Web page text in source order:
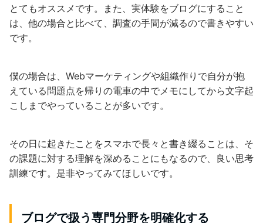
とてもオススメです。また、実体験をブログにすること
は、他の場合と比べて、調査の手間が減るので書きやすい
です。
僕の場合は、Webマーケティングや組織作りで自分が抱
えている問題点を帰りの電車の中でメモにしてから文字起
こしまでやっていることが多いです。
その日に起きたことをスマホで長々と書き綴ることは、そ
の課題に対する理解を深めることにもなるので、良い思考
訓練です。是非やってみてほしいです。
ブログで扱う専門分野を明確化する